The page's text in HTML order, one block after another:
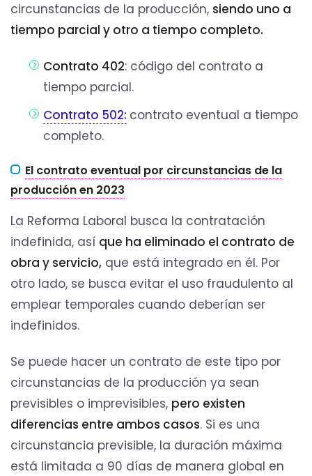
circunstancias de la producción, siendo uno a
tiempo parcial y otro a tiempo completo.
Contrato 402: código del contrato a
tiempo parcial.
Contrato 502: contrato eventual a tiempo
completo.
El contrato eventual por circunstancias de la
producción en 2023
La Reforma Laboral busca la contratación
indefinida, así que ha eliminado el contrato de
obra y servicio, que está integrado en él. Por
otro lado, se busca evitar el uso fraudulento al
emplear temporales cuando deberían ser
indefinidos.
Se puede hacer un contrato de este tipo por
circunstancias de la producción ya sean
previsibles o imprevisibles, pero existen
diferencias entre ambos casos. Si es una
circunstancia previsible, la duración máxima
está limitada a 90 días de manera global en